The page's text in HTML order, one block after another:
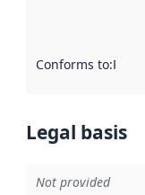
Conforms to:
Legal basis
Not provided